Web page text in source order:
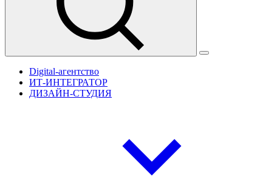
Digital-агентство
ИТ-ИНТЕГРАТОР
ДИЗАЙН-СТУДИЯ